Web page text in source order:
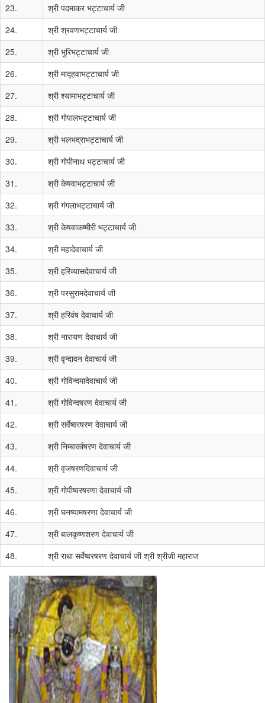
23.
श्री पदमाकर भट्टाचार्य जी
24.
श्री श्रवणभट्टाचार्य जी
25.
श्री भुरिभट्टाचार्य जी
26.
श्री माद्हवाभट्टाचार्य जी
27.
श्री श्यामाभट्टाचार्य जी
28.
श्री गोपालभट्टाचार्य जी
29.
श्री भलभद्राभट्टाचार्य जी
30.
श्री गोपीनाथ भट्टाचार्य जी
31.
श्री केषवाभट्टाचार्य जी
32.
श्री गंगलाभट्टाचार्य जी
33.
श्री केषवाकष्मीरी भट्टाचार्य जी
34.
श्री महादेवाचार्य जी
35.
श्री हरिव्यासदेवाचार्य जी
36.
श्री परसुरामदेवाचार्य जी
37.
श्री हरिवंष देवाचार्य जी
38.
श्री नारायण देवाचार्य जी
39.
श्री वृन्दावन देवाचार्य जी
40.
श्री गोविन्दमादेवाचार्य जी
41.
श्री गोविन्दषरण देवाचार्य जी
42.
श्री सर्वेष्वरषरण देवाचार्य जी
43.
श्री निम्बार्काषरण देवाचार्य जी
44.
श्री वृजषरणदिवाचार्य जी
45.
श्री गोपीष्वरषरणा देवाचार्य जी
46.
श्री घनष्यामषरणा देवाचार्य जी
47.
श्री बालकृष्णशरण देवाचार्य जी
48.
श्री राधा सर्वेष्वरषरण देवाचार्य जी श्री श्रीजी महाराज